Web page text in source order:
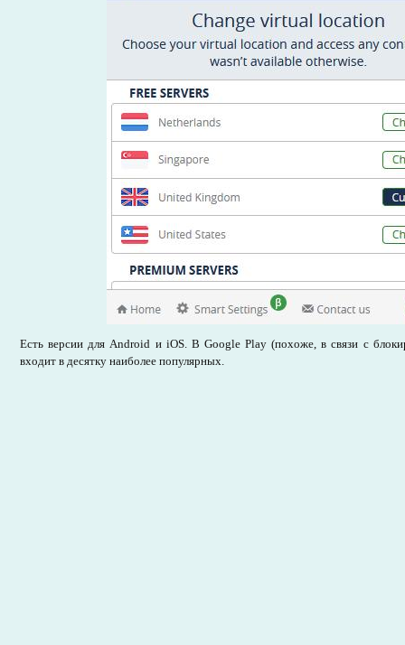
Есть версии для Android и iOS. В Google Play (похоже, в связи с
входит в десятку наиболее популярных.